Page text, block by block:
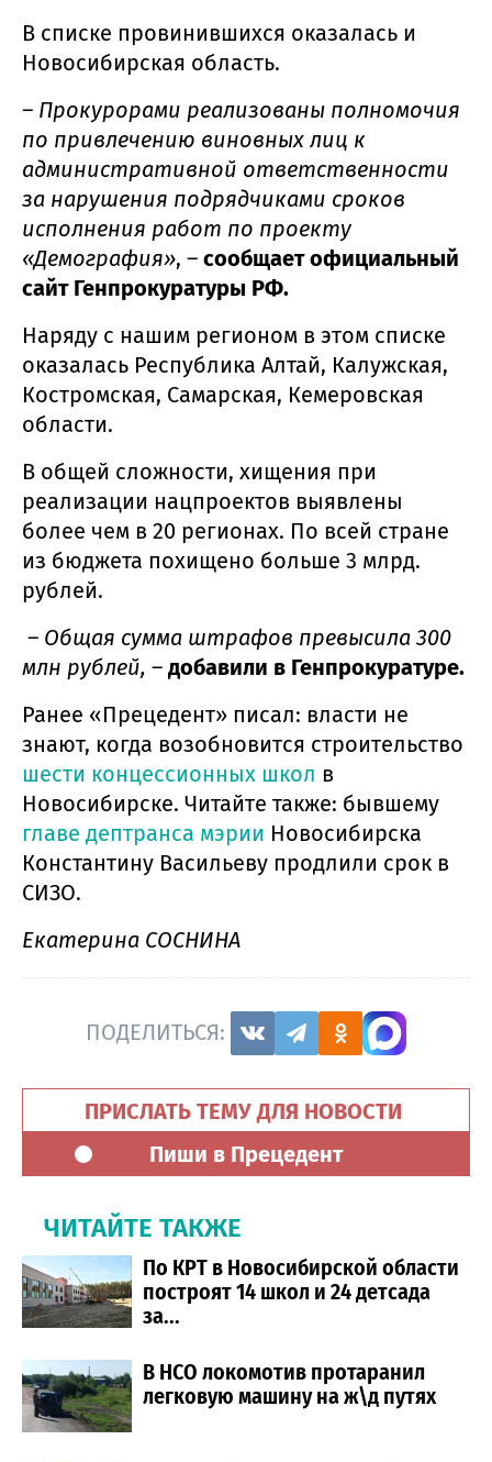
В списке провинившихся оказалась и
Новосибирская область.
– Прокурорами реализованы полномочия
по привлечению виновных лиц к
административной ответственности
за нарушения подрядчиками сроков
исполнения работ по проекту
«Демография», – сообщает официальный
сайт Генпрокуратуры РФ.
Наряду с нашим регионом в этом списке
оказалась Республика Алтай, Калужская,
Костромская, Самарская, Кемеровская
области.
В общей сложности, хищения при
реализации нацпроектов выявлены
более чем в 20 регионах. По всей стране
из бюджета похищено больше 3 млрд.
рублей.
– Общая сумма штрафов превысила 300
млн рублей, – добавили в Генпрокуратуре.
Ранее «Прецедент» писал: власти не
знают, когда возобновится строительство
шести концессионных школ в
Новосибирске. Читайте также: бывшему
главе дептранса мэрии Новосибирска
Константину Васильеву продлили срок в
СИЗО.
Екатерина СОСНИНА
ПОДЕЛИТЬСЯ:
ПРИСЛАТЬ ТЕМУ ДЛЯ НОВОСТИ
Пиши в Прецедент
ЧИТАЙТЕ ТАКЖЕ
По КРТ в Новосибирской области
построят 14 школ и 24 детсада
за...
В НСО локомотив протаранил
легковую машину на ж\д путях